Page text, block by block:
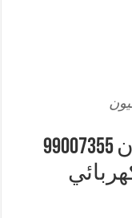
بنشر متنقل | كراج العيون 99007355